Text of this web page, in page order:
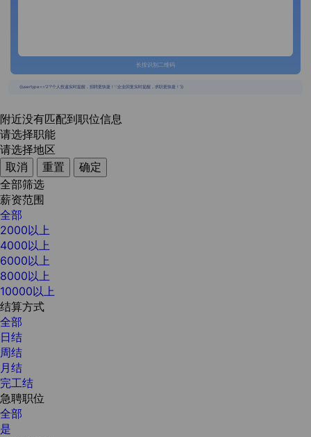
长按识别二维码
{{usertype=='2'?'个人投递实时提醒，招聘更快捷！':'企业回复实时提醒，求职更快捷！'}}
附近没有匹配到职位信息
请选择职能
请选择地区
取消
重置
确定
全部筛选
薪资范围
全部
2000以上
4000以上
6000以上
8000以上
10000以上
结算方式
全部
日结
周结
月结
完工结
急聘职位
全部
是